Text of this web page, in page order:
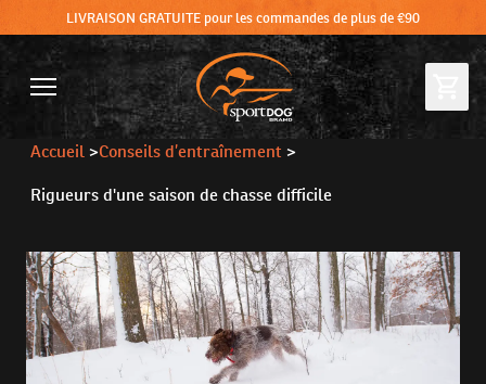
LIVRAISON GRATUITE pour les commandes de plus de €90
Accueil >Conseils d’entraînement >
Rigueurs d'une saison de chasse difficile